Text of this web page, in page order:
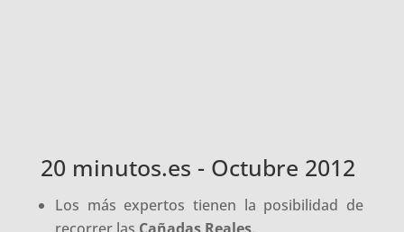
20 minutos.es - Octubre 2012
Los más expertos tienen la posibilidad de